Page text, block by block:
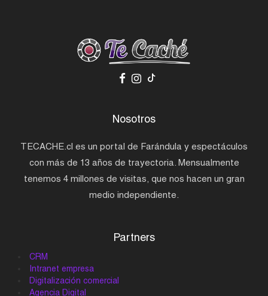
Nosotros
TECACHE.cl es un portal de Farándula y espectáculos
con más de 13 años de trayectoria. Mensualmente
tenemos 4 millones de visitas, que nos hacen un gran
medio independiente.
Partners
CRM
Intranet empresa
Digitalización comercial
Agencia Digital